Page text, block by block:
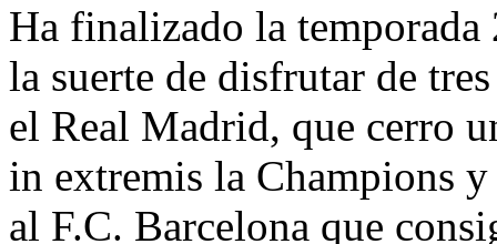
Ha finalizado la
la suerte de disfrutar de
el Real Madrid, que cerro
in extremis la Champions
al F.C. Barcelona que